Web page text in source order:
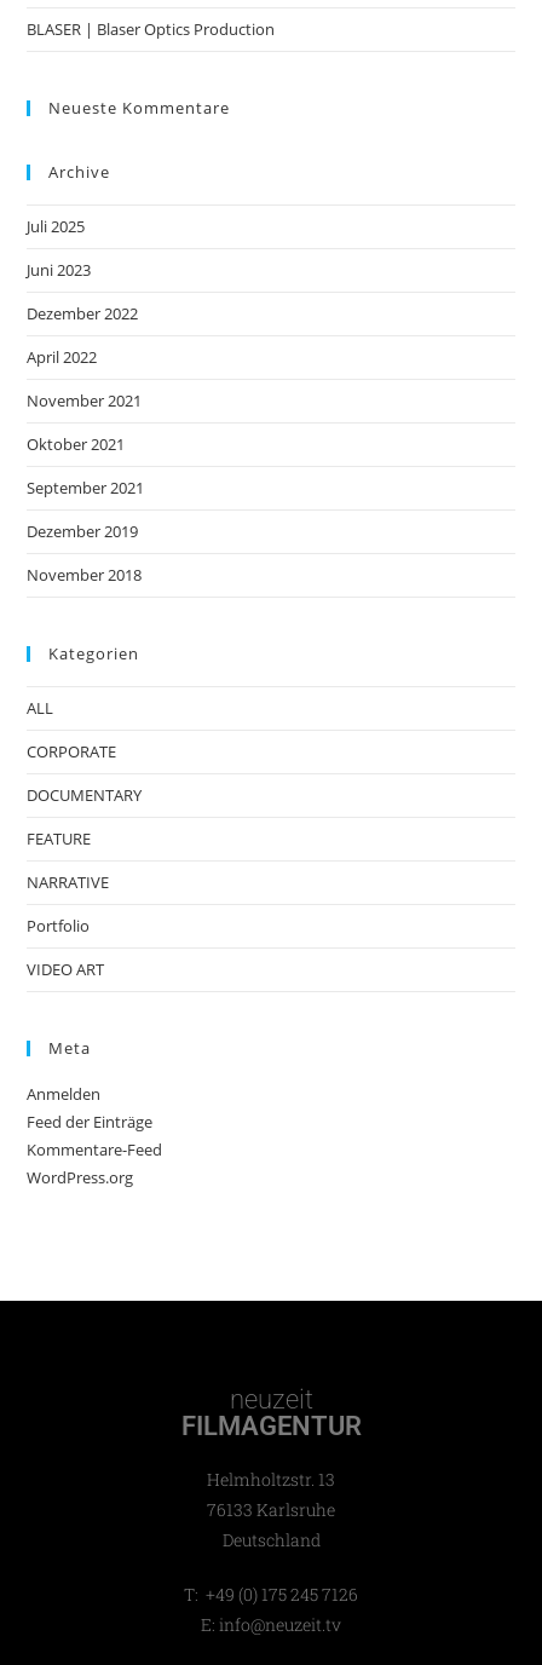
BLASER | Blaser Optics Production
Neueste Kommentare
Archive
Juli 2025
Juni 2023
Dezember 2022
April 2022
November 2021
Oktober 2021
September 2021
Dezember 2019
November 2018
Kategorien
ALL
CORPORATE
DOCUMENTARY
FEATURE
NARRATIVE
Portfolio
VIDEO ART
Meta
Anmelden
Feed der Einträge
Kommentare-Feed
WordPress.org
neuzeit
FILMAGENTUR
Helmholtzstr. 13
76133 Karlsruhe
Deutschland
T: +49 (0) 175 245 7126
E: info@neuzeit.tv